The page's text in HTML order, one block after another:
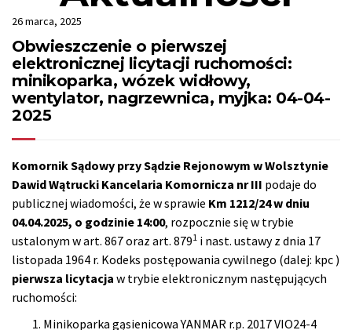
26 marca, 2025
Obwieszczenie o pierwszej
elektronicznej licytacji ruchomości:
minikoparka, wózek widłowy,
wentylator, nagrzewnica, myjka: 04-04-
2025
Komornik Sądowy przy Sądzie Rejonowym w Wolsztynie
Dawid Wątrucki Kancelaria Komornicza nr III podaje do
publicznej wiadomości, że w sprawie Km 1212/24w dniu
04.04.2025, o godzinie 14:00, rozpocznie się w trybie
ustalonym w art. 867 oraz art. 8791 i nast. ustawy z dnia 17
listopada 1964 r. Kodeks postępowania cywilnego (dalej: kpc )
pierwsza licytacja w trybie elektronicznym następujących
ruchomości:
Minikoparka gąsienicowa YANMAR r.p. 2017 VIO24-4